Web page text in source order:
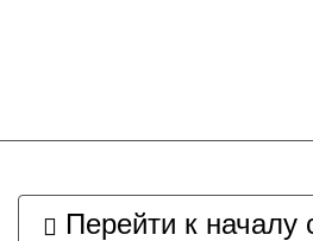
Перейти к началу